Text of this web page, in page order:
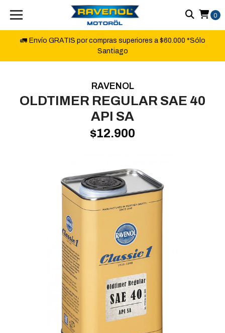
🚛 Envío GRATIS por compras superiores a $60.000 *Sólo
Santiago
0
RAVENOL
OLDTIMER REGULAR SAE 40
API SA
$12.900